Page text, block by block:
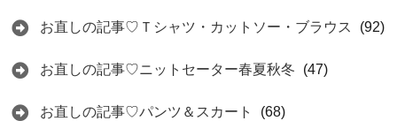
お直しの記事♡Ｔシャツ・カットソー・ブラウス (92)
お直しの記事♡ニットセーター春夏秋冬 (47)
お直しの記事♡パンツ＆スカート (68)